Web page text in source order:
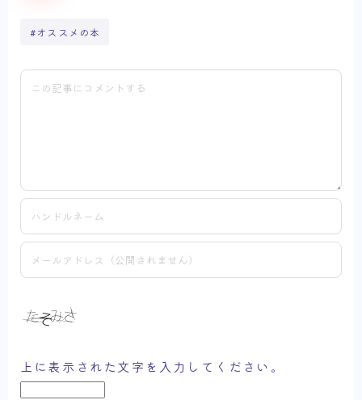
#オススメの本
上に表示された文字を入力してください。